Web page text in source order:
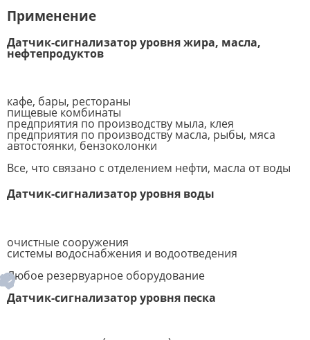
Применение
Датчик-сигнализатор уровня жира, масла,
нефтепродуктов
кафе, бары, рестораны
пищевые комбинаты
предприятия по производству мыла, клея
предприятия по производству масла, рыбы, мяса
автостоянки, бензоколонки
Все, что связано с отделением нефти, масла от воды
Датчик-сигнализатор уровня воды
очистные сооружения
системы водоснабжения и водоотведения
Любое резервуарное оборудование
Датчик-сигнализатор уровня песка